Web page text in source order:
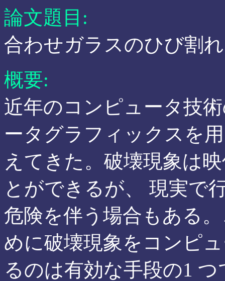
論文題目:
合わせガラスのひび割
概要:
近年のコンピュータ技
ータグラフィックスを
えてきた。破壊現象は
とができるが、 現実で
危険を伴う場合もある
めに破壊現象をコンピ
るのは有効な手段の1